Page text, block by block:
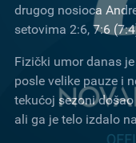
drugog nosioca
setovima 2:6, 7:6
Fizički umor danas
posle velike pauze i
tekućoj sezoni
ali ga je telo izdalo